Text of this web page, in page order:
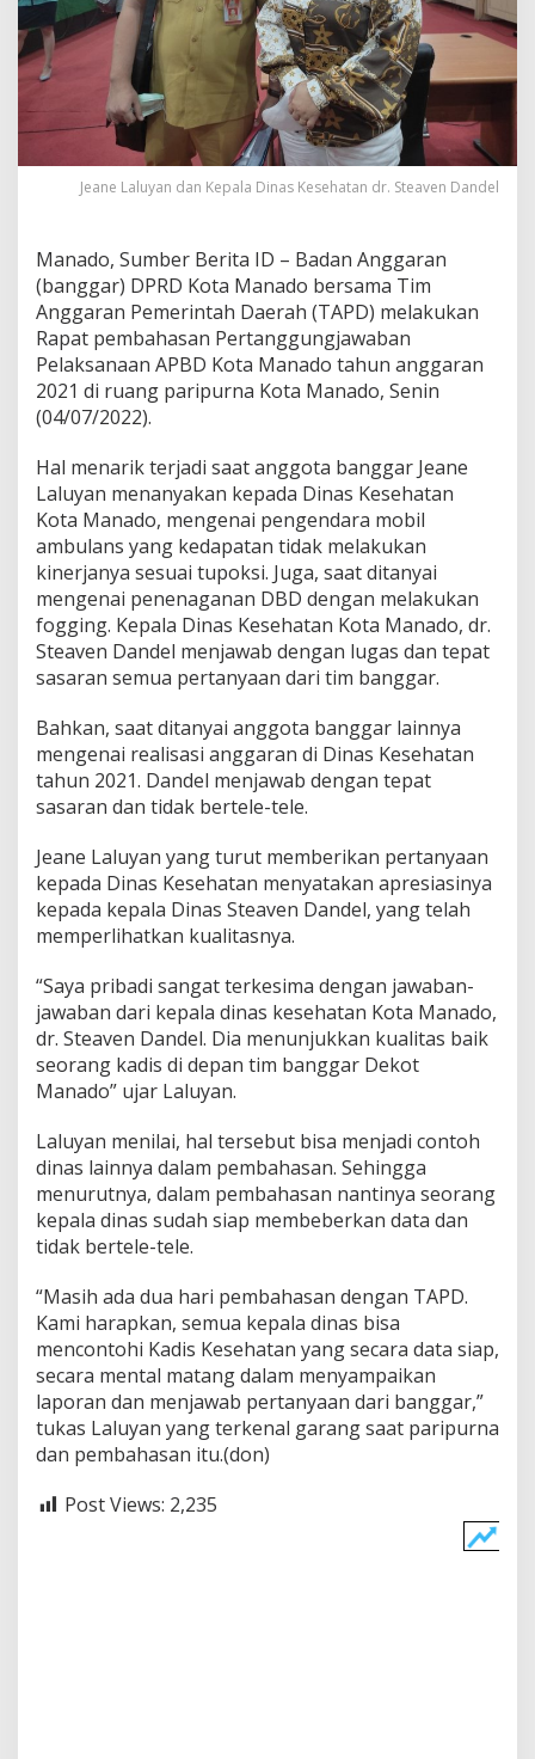
i
n
s
e
s
a
t
a
n
d
a
a
e
n
a
m
p
a
i
k
a
n
a
t
a
Jeane Laluyan dan Kepala Dinas Kesehatan dr. Steaven Dandel
Manado, Sumber Berita ID – Badan Anggaran
(banggar) DPRD Kota Manado bersama Tim
Anggaran Pemerintah Daerah (TAPD) melakukan
Rapat pembahasan Pertanggungjawaban
Pelaksanaan APBD Kota Manado tahun anggaran
2021 di ruang paripurna Kota Manado, Senin
(04/07/2022).
Hal menarik terjadi saat anggota banggar Jeane
Laluyan menanyakan kepada Dinas Kesehatan
Kota Manado, mengenai pengendara mobil
ambulans yang kedapatan tidak melakukan
kinerjanya sesuai tupoksi. Juga, saat ditanyai
mengenai penenaganan DBD dengan melakukan
fogging. Kepala Dinas Kesehatan Kota Manado, dr.
Steaven Dandel menjawab dengan lugas dan tepat
sasaran semua pertanyaan dari tim banggar.
Bahkan, saat ditanyai anggota banggar lainnya
mengenai realisasi anggaran di Dinas Kesehatan
tahun 2021. Dandel menjawab dengan tepat
sasaran dan tidak bertele-tele.
Jeane Laluyan yang turut memberikan pertanyaan
kepada Dinas Kesehatan menyatakan apresiasinya
kepada kepala Dinas Steaven Dandel, yang telah
memperlihatkan kualitasnya.
“Saya pribadi sangat terkesima dengan jawaban-
jawaban dari kepala dinas kesehatan Kota Manado,
dr. Steaven Dandel. Dia menunjukkan kualitas baik
seorang kadis di depan tim banggar Dekot
Manado” ujar Laluyan.
Laluyan menilai, hal tersebut bisa menjadi contoh
dinas lainnya dalam pembahasan. Sehingga
menurutnya, dalam pembahasan nantinya seorang
kepala dinas sudah siap membeberkan data dan
tidak bertele-tele.
“Masih ada dua hari pembahasan dengan TAPD.
Kami harapkan, semua kepala dinas bisa
mencontohi Kadis Kesehatan yang secara data siap,
secara mental matang dalam menyampaikan
laporan dan menjawab pertanyaan dari banggar,”
tukas Laluyan yang terkenal garang saat paripurna
dan pembahasan itu.(don)
Post Views: 2,235